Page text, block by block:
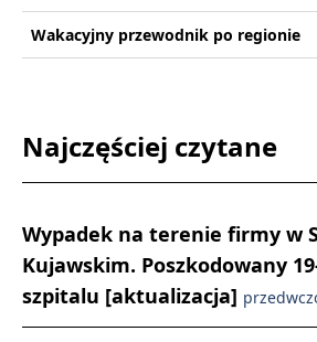
Wakacyjny przewodnik po regionie
Najczęściej czytane
Wypadek na terenie firmy w
Kujawskim. Poszkodowany
szpitalu [aktualizacja]